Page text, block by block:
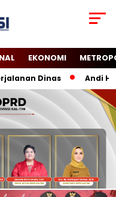
EKONOMI
Dinas Andi